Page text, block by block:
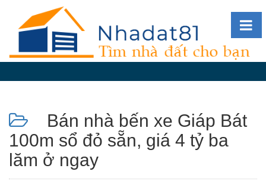
đàn
Giới
Tin
đất
videos
Bán nhà bến xe Giáp Bát
100m sổ đỏ sẵn, giá 4 tỷ ba
lăm ở ngay